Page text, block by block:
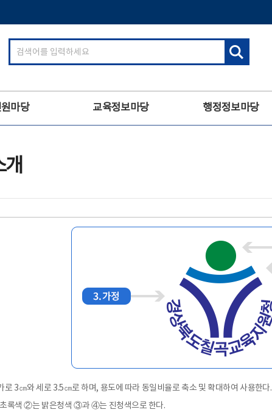
검
색
입
력
마당 교육정보마당 행정정보마당
로 3㎝와 세로 3.5㎝로 하며, 용도에 따라 동일비율로 축소 및 확대하여 사용한다.
록색 ②는 밝은청색 ③과 ④는 진청색으로 한다.